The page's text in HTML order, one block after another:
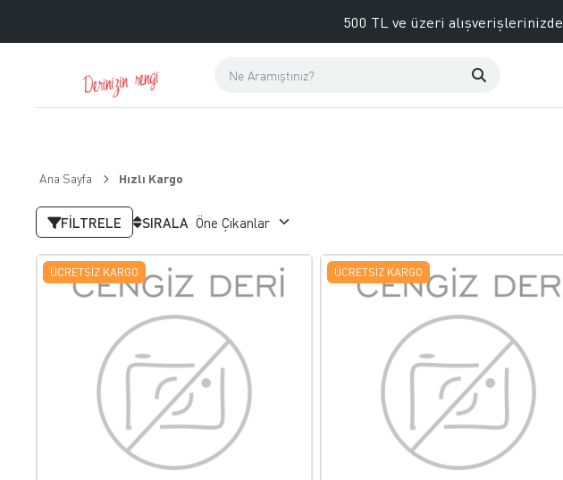
500 TL ve üzeri alışverişlerinizde
Ana Sayfa Hızlı Kargo
FILTRELE SIRALA
FAVORILERE EKLE
ÜCRETSIZ KARGO
FAVORILERE EKLE
ÜCRETSIZ KARGO